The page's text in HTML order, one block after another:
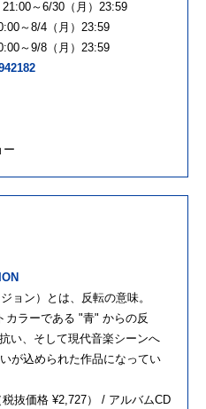
～6/30（月）23:59
～8/4（月）23:59
～9/8（月）23:59
ー
ョン）とは、反転の意味。
カラーである "青" からの反
い、そして現代音楽シーンへ
が込められた作品になってい
抜価格 ¥2,727） / アルバムCD